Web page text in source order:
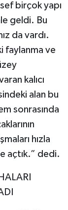
birçok yapı
geldi. Bu
da vardı.
faylanma ve
kalıcı
alan bu
sonrasında
hızla
açtık.” dedi.